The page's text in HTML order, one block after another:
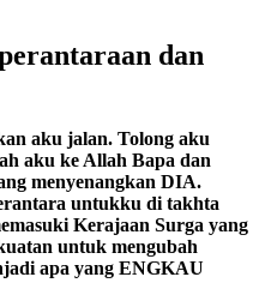
dan
aku jalan. Tolong aku
aku ke Allah Bapa dan
menyenangkan DIA.
untukku di takhta
Kerajaan Surga yang
untuk mengubah
apa yang ENGKAU